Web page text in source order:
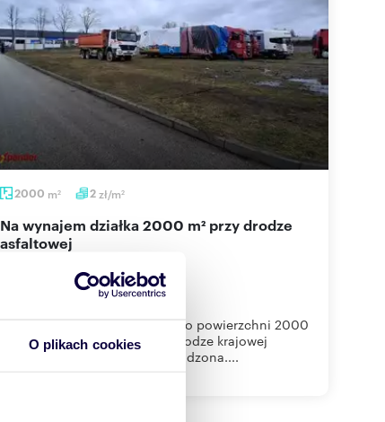
O plikach cookies
2000 m2 2zł/m2
Na wynajem działka 2000 m² przy drodze
asfaltowej
3 000 zł
działka Sokołów Małopolski
W ofercie do wynajmu działka o powierzchni 2000
m kw.Działka położona przy drodze krajowej
asfaltowej.Działka płaska, ogrodzona....